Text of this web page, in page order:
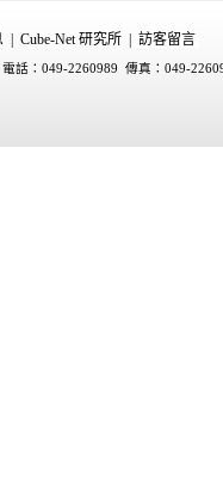
Cube-Net 研究所 訪客留言
電話：049-2260989 傳真：049-